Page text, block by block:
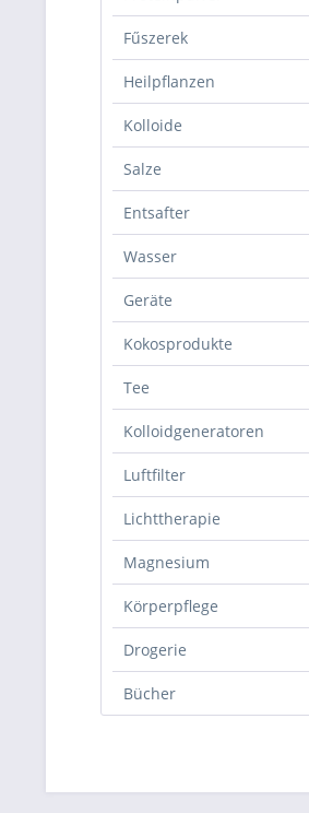
Fűszerek
Heilpflanzen
Kolloide
Salze
Entsafter
Wasser
Geräte
Kokosprodukte
Tee
Kolloidgeneratoren
Luftfilter
Lichttherapie
Magnesium
Körperpflege
Drogerie
Bücher